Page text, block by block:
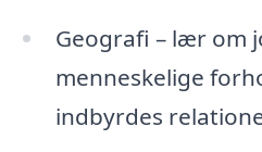
Geografi – lær om
menneskelige
indbyrdes